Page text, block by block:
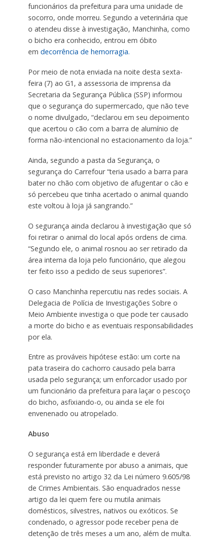
funcionários da prefeitura para uma unidade de
socorro, onde morreu. Segundo a veterinária que
o atendeu disse à investigação, Manchinha, como
o bicho era conhecido, entrou em óbito
em decorrência de hemorragia.
Por meio de nota enviada na noite desta sexta-
feira (7) ao G1, a assessoria de imprensa da
Secretaria da Segurança Pública (SSP) informou
que o segurança do supermercado, que não teve
o nome divulgado, “declarou em seu depoimento
que acertou o cão com a barra de alumínio de
forma não-intencional no estacionamento da loja.”
Ainda, segundo a pasta da Segurança, o
segurança do Carrefour “teria usado a barra para
bater no chão com objetivo de afugentar o cão e
só percebeu que tinha acertado o animal quando
este voltou à loja já sangrando.”
O segurança ainda declarou à investigação que só
foi retirar o animal do local após ordens de cima.
“Segundo ele, o animal rosnou ao ser retirado da
área interna da loja pelo funcionário, que alegou
ter feito isso a pedido de seus superiores”.
O caso Manchinha repercutiu nas redes sociais. A
Delegacia de Polícia de Investigações Sobre o
Meio Ambiente investiga o que pode ter causado
a morte do bicho e as eventuais responsabilidades
por ela.
Entre as prováveis hipótese estão: um corte na
pata traseira do cachorro causado pela barra
usada pelo segurança; um enforcador usado por
um funcionário da prefeitura para laçar o pescoço
do bicho, asfixiando-o, ou ainda se ele foi
envenenado ou atropelado.
Abuso
O segurança está em liberdade e deverá
responder futuramente por abuso a animais, que
está previsto no artigo 32 da Lei número 9.605/98
de Crimes Ambientais. São enquadrados nesse
artigo da lei quem fere ou mutila animais
domésticos, silvestres, nativos ou exóticos. Se
condenado, o agressor pode receber pena de
detenção de três meses a um ano, além de multa.